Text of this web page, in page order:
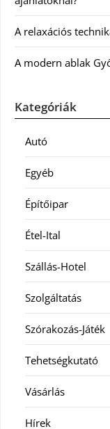
A relaxációs
A modern ablak
Kategóriák
Autó
Egyéb
Építőipar
Étel-Ital
Szállás-Hotel
Szolgáltatás
Szórakozás-Játék
Tehetségkutató
Vásárlás
Hírek